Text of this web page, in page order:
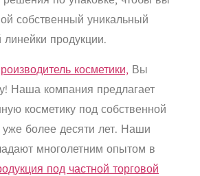
собственный уникальный
продукции.
косметики, Вы
Наша компания предлагает
косметику под собственной
уже более десяти лет. Наши
многолетним опытом в
под частной торговой